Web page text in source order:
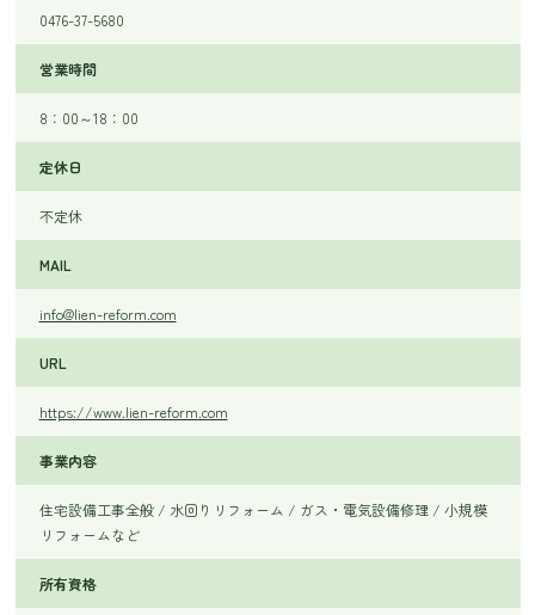
0476-37-5680
営業時間
8：00～18：00
定休日
不定休
MAIL
info@lien-reform.com
URL
https://www.lien-reform.com
事業内容
住宅設備工事全般 / 水回りリフォーム / ガス・電気設備修理 / 小規模
リフォームなど
所有資格